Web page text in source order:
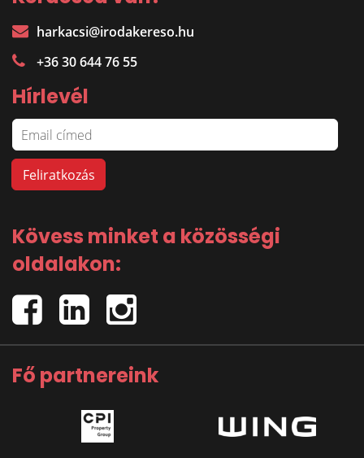
harkacsi@irodakereso.hu
+36 30 644 76 55
Hírlevél
Kövess minket a közösségi
oldalakon:
Fő partnereink